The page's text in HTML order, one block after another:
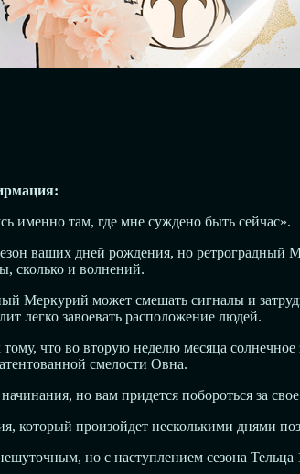
именно там, где мне суждено быть сейчас».
ваших дней рождения, но ретроградный
сколько и волнений.
Меркурий может смешать сигналы и
легко завоевать расположение людей.
тому, что во вторую неделю месяца
смелости Овна.
но вам придется побороться за
который произойдет несколькими днями
но с наступлением сезона